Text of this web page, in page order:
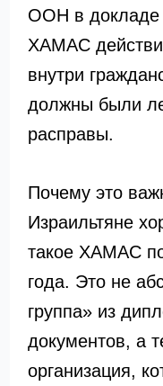
ООН в докладе
ХАМАС
внутри
должны были
расправы.
Почему это
Израильтяне
такое ХАМАС
года. Это не
группа» из
документов, а
организация,